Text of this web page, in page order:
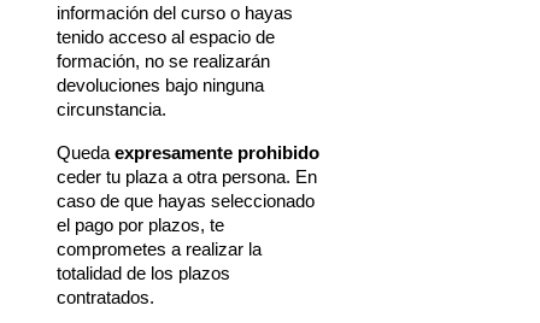
información del curso o hayas
tenido acceso al espacio de
formación, no se realizarán
devoluciones bajo ninguna
circunstancia.
Queda expresamente prohibido
ceder tu plaza a otra persona. En
caso de que hayas seleccionado
el pago por plazos, te
comprometes a realizar la
totalidad de los plazos
contratados.